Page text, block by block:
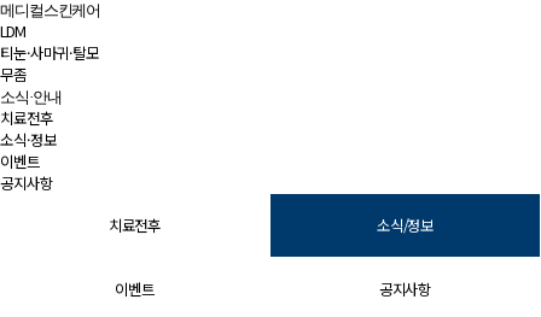
메디컬스킨케어
LDM
티눈·사마귀·탈모
무좀
소식·안내
치료전후
소식·정보
이벤트
공지사항
치료전후
소식/정보
이벤트
공지사항